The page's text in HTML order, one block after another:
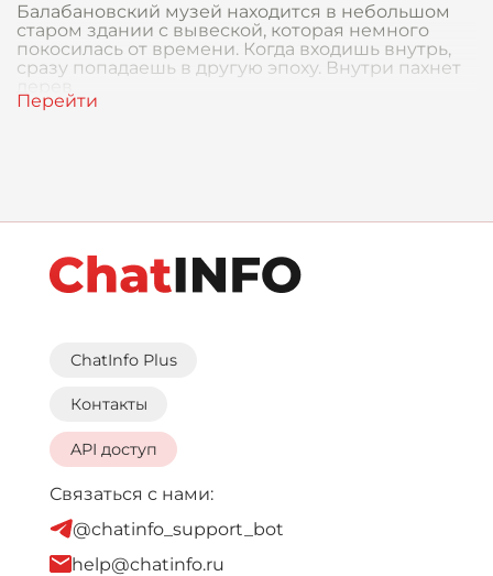
Балабановский музей находится в небольшом
старом здании с вывеской, которая немного
покосилась от времени. Когда входишь внутрь,
сразу попадаешь в другую эпоху. Внутри пахнет
ChatInfo Plus
Контакты
API доступ
Связаться с нами:
@chatinfo_support_bot
help@chatinfo.ru